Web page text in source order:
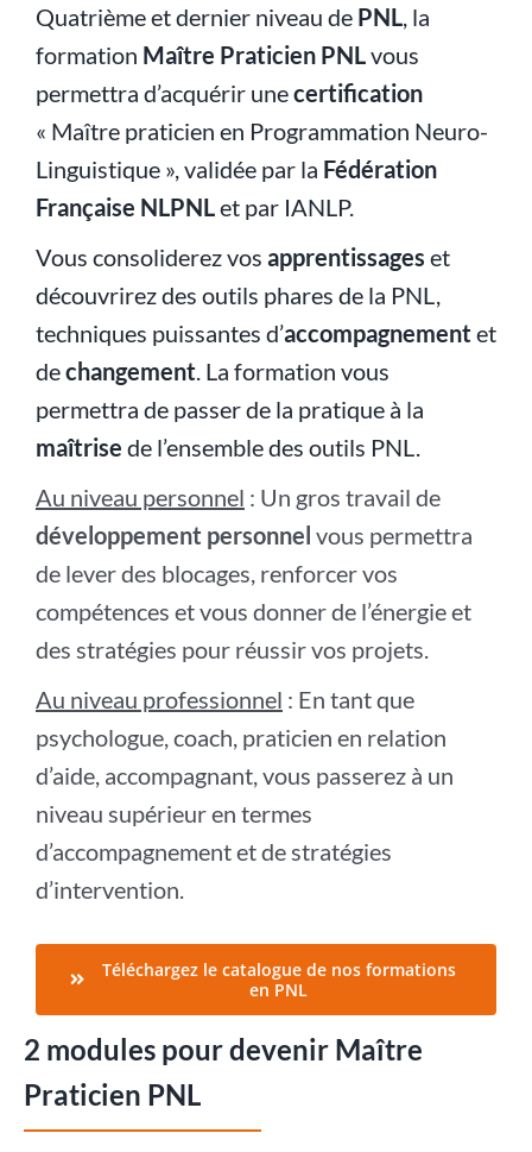
Quatrième et dernier niveau de PNL, la
formation Maître Praticien PNLvous
permettra d’acquérir unecertification
« Maître praticien en Programmation Neuro-
Linguistique », validée par la Fédération
Française NLPNLet par IANLP.
Vous consoliderez vos apprentissages et
découvrirez des outils phares de la PNL,
techniques puissantes d’accompagnement et
dechangement. La formation vous
permettra de passer de la pratique à la
maîtrise de l’ensemble des outils PNL.
Au niveau personnel : Un gros travail de
développement personnel vous permettra
de lever des blocages, renforcer vos
compétences et vous donner de l’énergie et
des stratégies pour réussir vos projets.
Au niveau professionnel : En tant que
psychologue, coach, praticien en relation
d’aide, accompagnant, vous passerez à un
niveau supérieur en termes
d’accompagnement et de stratégies
d’intervention.
Téléchargez le catalogue de nos formations
en PNL
2 modules pour devenir Maître
Praticien PNL